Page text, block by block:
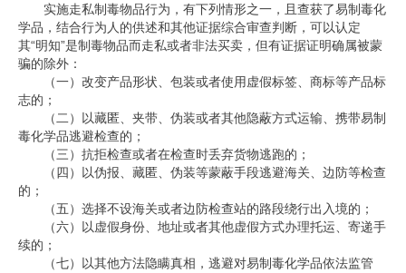
实施走私制毒物品行为，有下列情形之一，且查获了易制毒化
学品，结合行为人的供述和其他证据综合审查判断，可以认定
其“明知”是制毒物品而走私或者非法买卖，但有证据证明确属被蒙
骗的除外：
（一）改变产品形状、包装或者使用虚假标签、商标等产品标
志的；
（二）以藏匿、夹带、伪装或者其他隐蔽方式运输、携带易制
毒化学品逃避检查的；
（三）抗拒检查或者在检查时丢弃货物逃跑的；
（四）以伪报、藏匿、伪装等蒙蔽手段逃避海关、边防等检查
的；
（五）选择不设海关或者边防检查站的路段绕行出入境的；
（六）以虚假身份、地址或者其他虚假方式办理托运、寄递手
续的；
（七）以其他方法隐瞒真相，逃避对易制毒化学品依法监管